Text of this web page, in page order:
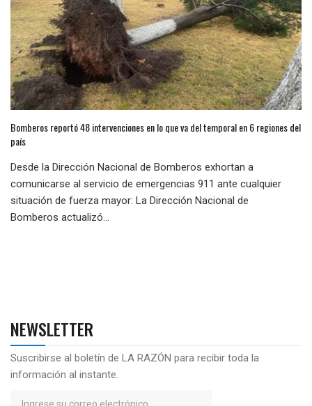
Bomberos reportó 48 intervenciones en lo que va del temporal en 6 regiones del
país
Desde la Dirección Nacional de Bomberos exhortan a
comunicarse al servicio de emergencias 911 ante cualquier
situación de fuerza mayor: La Dirección Nacional de
Bomberos actualizó...
NEWSLETTER
Suscribirse al boletín de LA RAZÓN para recibir toda la
información al instante.